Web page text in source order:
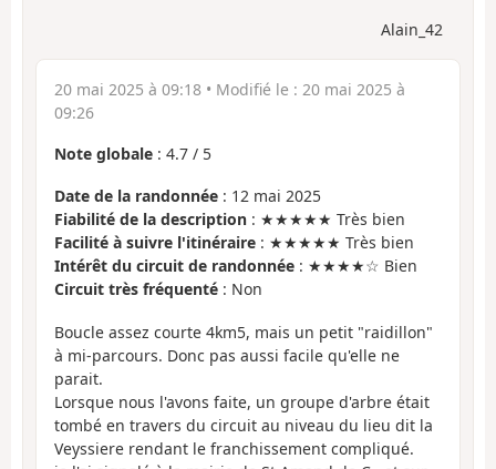
Alain_42
20 mai 2025 à 09:18 • Modifié le : 20 mai 2025 à
09:26
Note globale : 4.7 / 5
Date de la randonnée : 12 mai 2025
Fiabilité de la description : ★★★★★ Très bien
Facilité à suivre l'itinéraire : ★★★★★ Très bien
Intérêt du circuit de randonnée : ★★★★☆ Bien
Circuit très fréquenté : Non
Boucle assez courte 4km5, mais un petit "raidillon"
à mi-parcours. Donc pas aussi facile qu'elle ne
parait.
Lorsque nous l'avons faite, un groupe d'arbre était
tombé en travers du circuit au niveau du lieu dit la
Veyssiere rendant le franchissement compliqué.